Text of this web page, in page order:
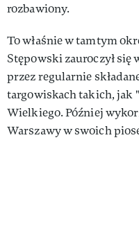
rozbawiony.
To właśnie w tamtym
Stępowski zauroczył
przez regularnie
targowiskach takich, jak
Wielkiego. Później
Warszawy w swoich